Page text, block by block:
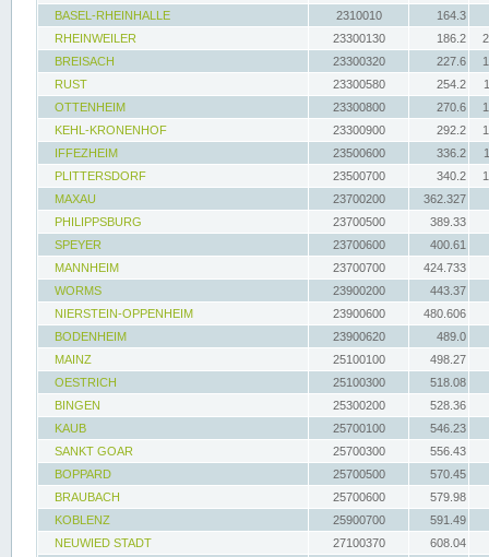
BASEL-RHEINHALLE
2310010
164.3
RHEINWEILER
23300130 186.2
BREISACH
23300320 227.6
RUST
23300580 254.2
OTTENHEIM
23300800 270.6
KEHL-KRONENHOF
23300900 292.2
IFFEZHEIM
23500600 336.2
PLITTERSDORF
23500700 340.2
MAXAU
23700200
362.327
PHILIPPSBURG
23700500
389.33
SPEYER
23700600
400.61
MANNHEIM
23700700
424.733
WORMS
23900200
443.37
NIERSTEIN-OPPENHEIM
23900600
480.606
BODENHEIM
23900620
489.0
MAINZ
25100100
498.27
OESTRICH
25100300
518.08
BINGEN
25300200
528.36
KAUB
25700100
546.23
SANKT GOAR
25700300
556.43
BOPPARD
25700500
570.45
BRAUBACH
25700600
579.98
KOBLENZ
25900700
591.49
NEUWIED STADT
27100370
608.04